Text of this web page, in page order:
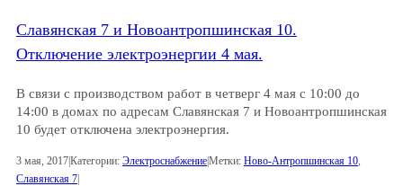
Славянская 7 и Новоантропшинская 10.
Отключение электроэнергии 4 мая.
В связи с производством работ в четверг 4 мая с 10:00 до
14:00 в домах по адресам Славянская 7 и Новоантропшинская
10 будет отключена электроэнергия.
3 мая, 2017Категории: ЭлектроснабжениеМетки: Ново-Антропшинская 10,
Славянская 7